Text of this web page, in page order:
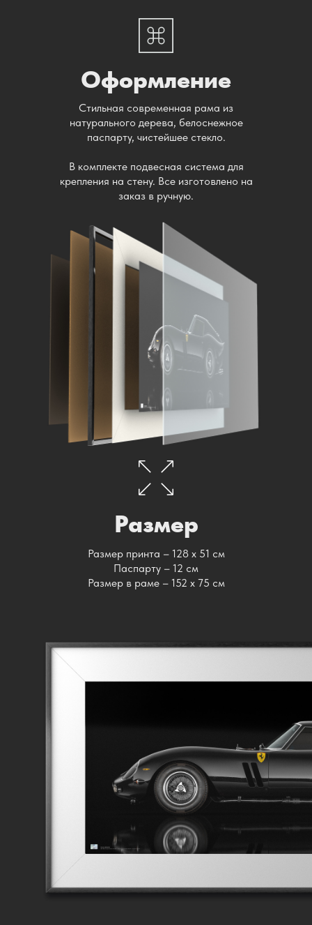
Оформление
Стильная современная рама из
натурального дерева, белоснежное
паспарту, чистейшее стекло.
В комплекте подвесная система для
крепления на стену. Все изготовлено на
заказ в ручную.
Размер
Размер принта – 128 х 51 см
Паспарту – 12 см
Размер в раме – 152 х 75 см